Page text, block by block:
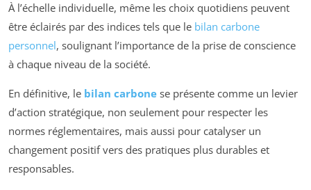
À l’échelle individuelle, même les choix quotidiens peuvent
être éclairés par des indices tels que le bilan carbone
personnel, soulignant l’importance de la prise de conscience
à chaque niveau de la société.
En définitive, le bilan carbone se présente comme un levier
d’action stratégique, non seulement pour respecter les
normes réglementaires, mais aussi pour catalyser un
changement positif vers des pratiques plus durables et
responsables.